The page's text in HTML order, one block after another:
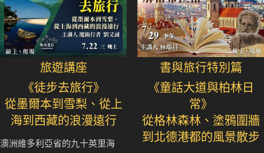
旅遊講座
《徒步去旅行》
從墨爾本到雪梨、從上
海到西藏的浪漫遠行
澳洲維多利亞省的九十英里海
書與旅行特別篇
《童話大道與柏林日
常》
從格林森林、塗鴉圍牆
到北德港都的風景散步